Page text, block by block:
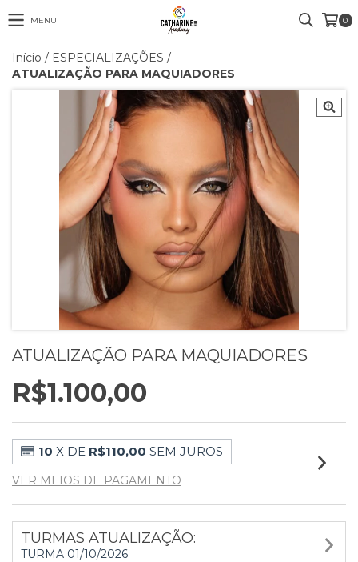
MENU 0
Início / ESPECIALIZAÇÕES /
ATUALIZAÇÃO PARA MAQUIADORES
ATUALIZAÇÃO PARA MAQUIADORES
R$1.100,00
10 X DE R$110,00 SEM JUROS
VER MEIOS DE PAGAMENTO
TURMAS ATUALIZAÇÃO:
TURMA 01/10/2026